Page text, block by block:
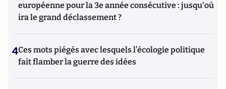
européenne pour la 3e année consécutive : jusqu'où
ira le grand déclassement ?
4Ces mots piégés avec lesquels l’écologie politique
fait flamber la guerre des idées